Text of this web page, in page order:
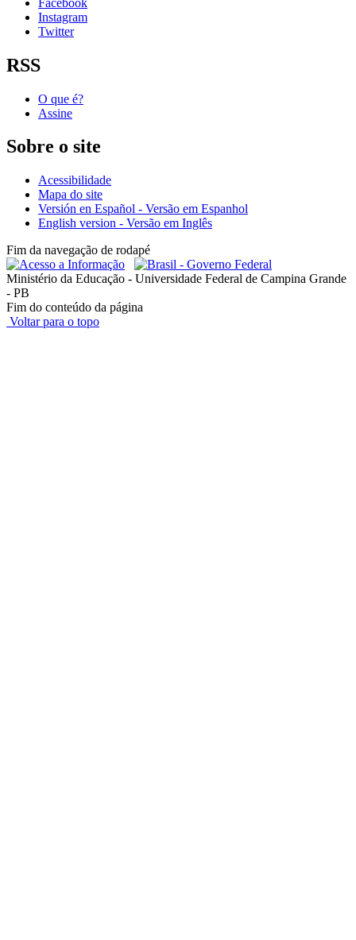
Instagram
Twitter
RSS
O que é?
Assine
Sobre o site
Acessibilidade
Mapa do site
Versión en Español - Versão em Espanhol
English version - Versão em Inglês
Fim da navegação de rodapé
Ministério da Educação - Universidade Federal de Campina Grande
- PB
Fim do conteúdo da página
Voltar para o topo